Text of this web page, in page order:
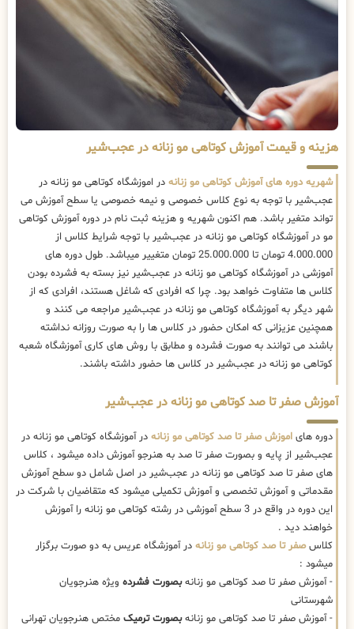
هزینه و قیمت آموزش کوتاهی مو زنانه در عجب‌شیر
شهریه دوره های آموزش کوتاهی مو زنانه در اموزشگاه کوتاهی مو زنانه در
عجب‌شیر با توجه به نوع کلاس خصوصی و نیمه خصوصی یا سطح آموزش می
تواند متغیر باشد. هم اکنون شهریه و هزینه ثبت نام در دوره آموزش کوتاهی
مو در آموزشگاه کوتاهی مو زنانه در عجب‌شیر با توجه شرایط کلاس از
4.000.000 تومان تا 25.000.000 تومان متغییر میباشد. طول دوره های
آموزشی در آموزشگاه کوتاهی مو زنانه در عجب‌شیر نیز بسته به فشرده بودن
کلاس ها متفاوت خواهد بود. چرا که افرادی که شاغل هستند، افرادی که از
شهر دیگر به آموزشگاه کوتاهی مو زنانه در عجب‌شیر مراجعه می کنند و
همچنین عزیزانی که امکان حضور در کلاس ها را به صورت روزانه نداشته
باشند می توانند به صورت فشرده و مطابق با روش های کاری آموزشگاه شعبه
کوتاهی مو زنانه در عجب‌شیر در کلاس ها حضور داشته باشند.
آموزش صفر تا صد کوتاهی مو زنانه در عجب‌شیر
دوره های اموزش صفر تا صد کوتاهی مو زنانه در آموزشگاه کوتاهی مو زنانه در
عجب‌شیر از پایه و بصورت صفر تا صد به هنرجو آموزش داده میشود ، کلاس
های صفر تا صد کوتاهی مو زنانه در عجب‌شیر در اصل شامل دو سطح آموزش
مقدماتی و آموزش تخصصی و آموزش تکمیلی میشود که متقاضیان با شرکت در
این دوره در واقع در 3 سطح آموزشی در رشته کوتاهی مو زنانه را آموزش
خواهند دید .
کلاسصفر تا صد کوتاهی مو زنانه در آموزشگاه عریس به دو صورت برگزار
میشود :
- آموزش صفر تا صد کوتاهی مو زنانهبصورت فشرده ویژه هنرجویان
شهرستانی
- آموزش صفر تا صد کوتاهی مو زنانهبصورت ترمیک مختص هنرجویان تهرانی